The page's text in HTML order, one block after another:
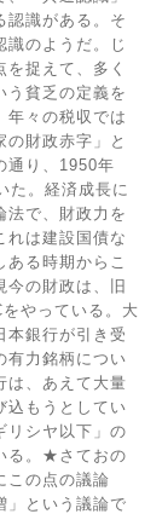
認識がある。そ
識のようだ。じ
捉えて、多く
う貧乏の定義を
年々の税収では
財政赤字」と
通り、1950年
た。経済成長に
法で、財政力を
れは建設国債な
る時期からこ
の財政は、旧
やっている。大
本銀行が引き受
有力銘柄につい
は、あえて大量
込もうとしてい
リシヤ以下」の
る。★さておの
この点の議論
」という議論で